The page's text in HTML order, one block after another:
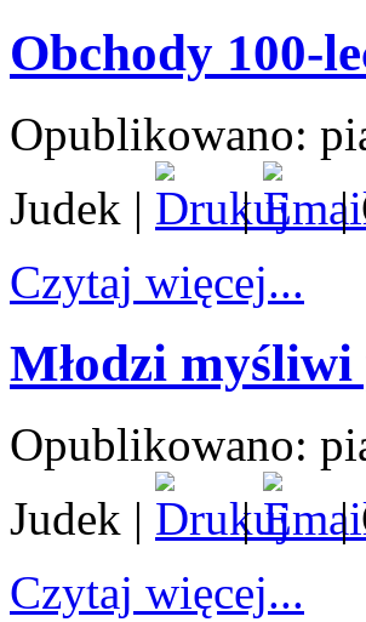
Obchody 100-
Opublikowano:
Judek | |
|
Czytaj więcej...
Młodzi
Opublikowano:
Judek | |
|
Czytaj więcej...